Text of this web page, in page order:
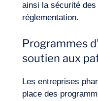
ainsi la sécurité
réglementation.
Programmes
soutien aux
Les entreprises
place des